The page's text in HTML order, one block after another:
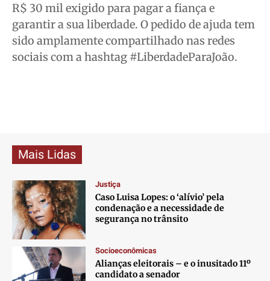
R$ 30 mil exigido para pagar a fiança e
garantir a sua liberdade. O pedido de ajuda tem
sido amplamente compartilhado nas redes
sociais com a hashtag #LiberdadeParaJoão.
Mais Lidas
Justiça
Caso Luisa Lopes: o ‘alívio’ pela
condenação e a necessidade de
segurança no trânsito
Socioeconômicas
Alianças eleitorais – e o inusitado 11º
candidato a senador